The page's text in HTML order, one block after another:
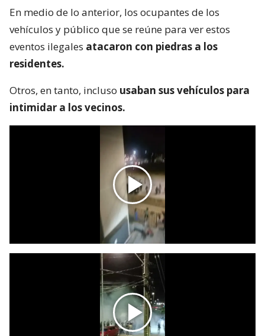
En medio de lo anterior, los ocupantes de los
vehículos y público que se reúne para ver estos
eventos ilegales atacaron con piedras a los
residentes.
Otros, en tanto, incluso usaban sus vehículos para
intimidar a los vecinos.